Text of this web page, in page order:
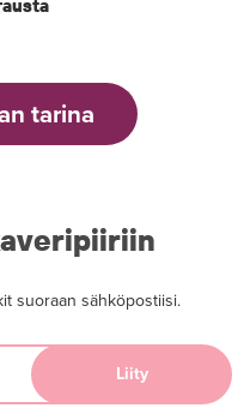
tarina
suoraan sähköpostiisi.